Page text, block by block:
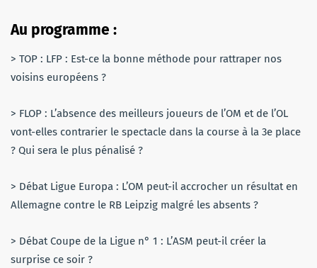
Au programme :
> TOP : LFP : Est-ce la bonne méthode pour rattraper nos
voisins européens ?
> FLOP : L’absence des meilleurs joueurs de l’OM et de l’OL
vont-elles contrarier le spectacle dans la course à la 3e place
? Qui sera le plus pénalisé ?
> Débat Ligue Europa : L’OM peut-il accrocher un résultat en
Allemagne contre le RB Leipzig malgré les absents ?
> Débat Coupe de la Ligue n° 1 : L’ASM peut-il créer la
surprise ce soir ?